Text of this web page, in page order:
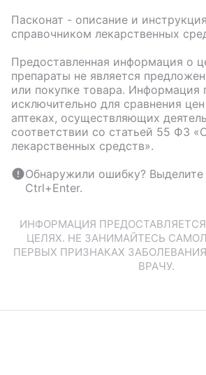
Пасконат - описание и
справочником лекарственных
Предоставленная информация о
препараты не является
или покупке товара. Информация
исключительно для сравнения
аптеках, осуществляющих
соответствии со статьей 55 ФЗ
лекарственных средств».
Обнаружили ошибку?
Ctrl+Enter.
ИНФОРМАЦИЯ
ЦЕЛЯХ. НЕ ЗАНИМАЙТЕСЬ
ПЕРВЫХ ПРИЗНАКАХ
ВРАЧУ.